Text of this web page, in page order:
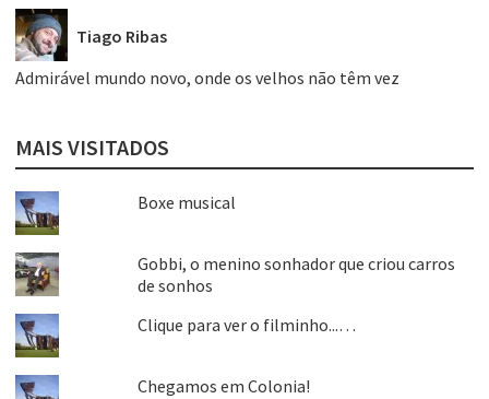
Tiago Ribas
Admirável mundo novo, onde os velhos não têm vez
MAIS VISITADOS
Boxe musical
Gobbi, o menino sonhador que criou carros
de sonhos
Clique para ver o filminho...…
Chegamos em Colonia!